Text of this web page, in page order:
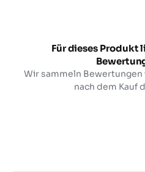
Für dieses Produkt
Wir sammeln
nach dem Kauf